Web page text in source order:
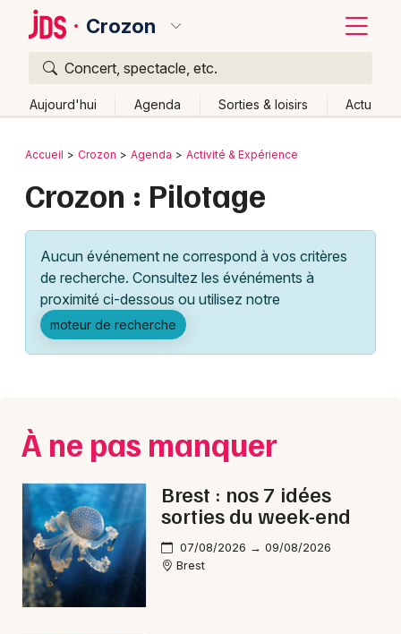
Crozon
Concert, spectacle, etc.
Aujourd'hui Agenda Sorties & loisirs Actu
Publier un événement
Grands événements
Activité & Expérience
Manifestations
Spectacles
Concerts
Sports
Soirées
Sorties famille
Bordeaux
Lille
Lyon
Marseille
Nantes
Nice
Paris
Strasbourg
Toulouse
Retour
Accueil Crozon Agenda Activité & Expérience
Crozon : Pilotage
Aucun événement ne correspond à vos critères
de recherche. Consultez les événéments à
proximité ci-dessous ou utilisez notre
moteur de recherche
À ne pas manquer
Brest : nos 7 idées
sorties du week-end
07/08/2026 → 09/08/2026
Brest
Quoi ?
Où ?
Près de moi
Changer de lieu
Quand ?
Ce week-end